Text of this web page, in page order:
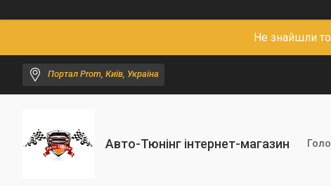
Не знайшли
Портал Prom, Київ, Україна
Авто-Тюнінг інтернет-магазин